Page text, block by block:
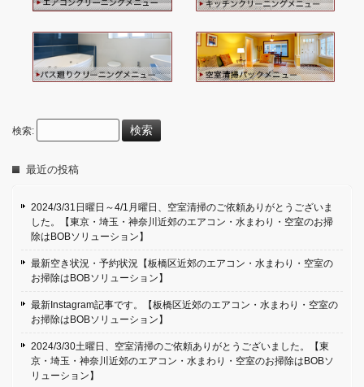
検索:
最近の投稿
2024/3/31日曜日～4/1月曜日、空室清掃のご依頼ありがとうございま
した。【東京・埼玉・神奈川近郊のエアコン・水まわり・空室のお掃
除はBOBソリューション】
最新空き状況・予約状況【板橋区近郊のエアコン・水まわり・空室の
お掃除はBOBソリューション】
最新Instagram記事です。【板橋区近郊のエアコン・水まわり・空室の
お掃除はBOBソリューション】
2024/3/30土曜日、空室清掃のご依頼ありがとうございました。【東
京・埼玉・神奈川近郊のエアコン・水まわり・空室のお掃除はBOBソ
リューション】